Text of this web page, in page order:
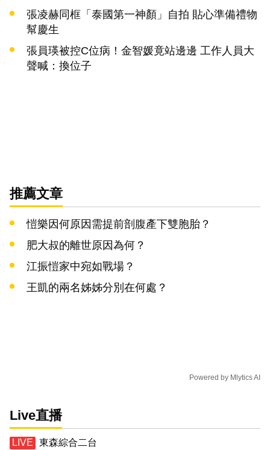
張凌赫同框「泰國第一神顏」自拍 貼心準備禮物
幫慶生
張員瑛被控C位病！金智媛竟站邊邊 工作人員大
聲喊：換位子
推薦文章
愷樂因何原因需提前剖腹產下雙胞胎？
肥大叔的離世原因為何？
江振愷家中宛如戰場？
王凱的兩名姊姊分別在何處？
Powered by Mlytics AI
Live直播
東森綜合二台